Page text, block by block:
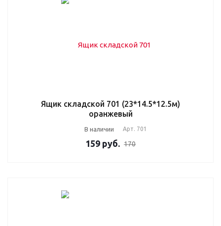
Ящик складской 701 (23*14.5*12.5м)
оранжевый
В наличии Арт. 701
159 руб. 170